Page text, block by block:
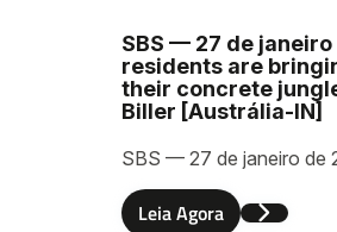
SBS — 27 de janeiro
residents are
their concrete
Biller [Austrália-IN]
SBS — 27 de janeiro de
Leia Agora